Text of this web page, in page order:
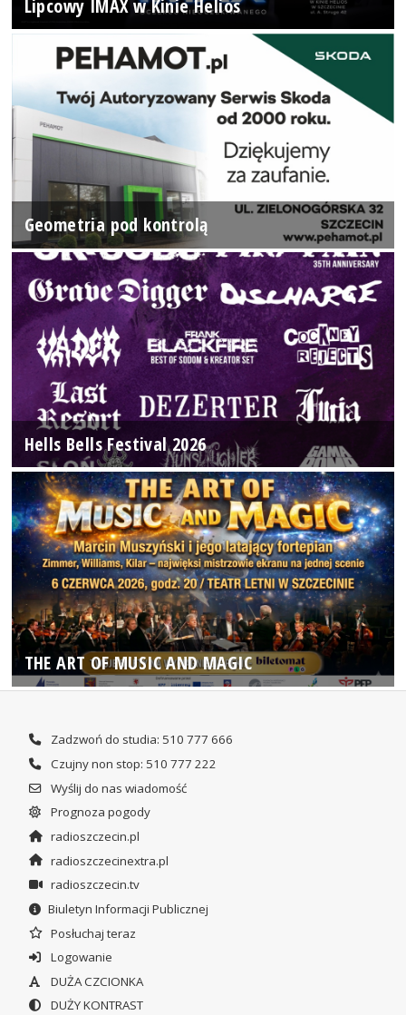
Lipcowy IMAX w Kinie Helios
Geometria pod kontrolą
Hells Bells Festival 2026
THE ART OF MUSIC AND MAGIC
Zadzwoń do studia: 510 777 666
Czujny non stop: 510 777 222
Wyślij do nas wiadomość
Prognoza pogody
radioszczecin.pl
radioszczecinextra.pl
radioszczecin.tv
Biuletyn Informacji Publicznej
Posłuchaj teraz
Logowanie
DUŻA CZCIONKA
DUŻY KONTRAST